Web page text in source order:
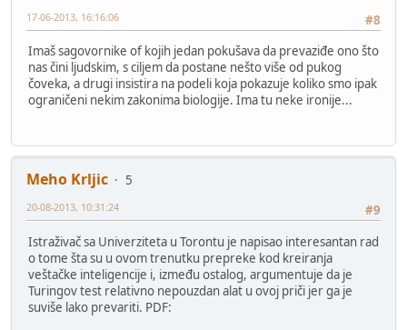
#8
17-06-2013, 16:16:06
Imaš sagovornike of kojih jedan pokušava da prevaziđe ono što
nas čini ljudskim, s ciljem da postane nešto više od pukog
čoveka, a drugi insistira na podeli koja pokazuje koliko smo ipak
ograničeni nekim zakonima biologije. Ima tu neke ironije...
Meho Krljic
5
#9
20-08-2013, 10:31:24
Istraživač sa Univerziteta u Torontu je napisao interesantan rad
o tome šta su u ovom trenutku prepreke kod kreiranja
veštačke inteligencije i, između ostalog, argumentuje da je
Turingov test relativno nepouzdan alat u ovoj priči jer ga je
suviše lako prevariti. PDF: